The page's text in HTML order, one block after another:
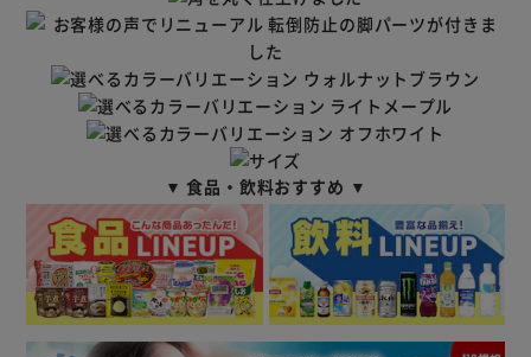
▼ 食品・飲料おすすめ ▼